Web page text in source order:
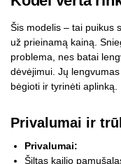
Šis modelis – tai puikus
už prieinamą kainą.
problema, nes batai
dėvėjimui. Jų
bėgioti ir tyrinėti aplinką.
Privalumai ir
Privalumai:
Šiltas kailio